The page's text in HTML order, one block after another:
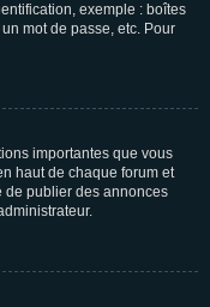
exemple : boîtes
mot de passe, etc. Pour
importantes que vous
haut de chaque forum et
de publier des annonces